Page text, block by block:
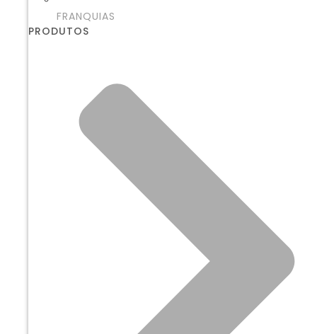
FRANQUIAS
PRODUTOS